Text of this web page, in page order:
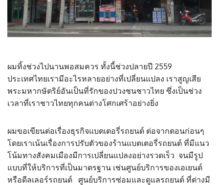
ผมทิ้งช่วงไปนานพอสมควร ทั้งนี้ช่วงปลายปี 2559
ประเทศไทยเรามีอะไรหลายอย่างที่เปลี่ยนแปลง เราสูญเสีย
พระมหากษัตริย์อันเป็นที่รักของปวงชนชาวไทย ซึ่งเป็นช่วง
เวลาที่เราชาวไทยทุกคนต่างโศกเศร้าอย่างยิ่ง
ผมขอเขียนต่อเรื่องธุรกิจแบตเตอรี่รถยนต์ ต่อจากตอนก่อนๆ
โดยเราเน้นเรื่องการปรับตัวของร้านแบตเตอรี่รถยนต์ ที่มีแนว
โน้มทางสังคมเมืองมีการเปลี่ยนแปลงอย่างรวดเร็ว จนมีรูป
แบบที่ให้บริการที่เป็นมาตรฐาน เช่นศูนย์บริการของเอเยนต์
หรือดีลเลอร์รถยนต์ ศูนย์บริการซ่อมและดูแลรถยนต์ ที่ต่างมี